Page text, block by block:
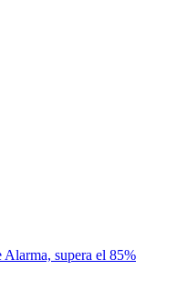
Alarma, supera el 85%